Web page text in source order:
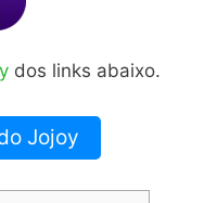
dos links abaixo.
Jojoy